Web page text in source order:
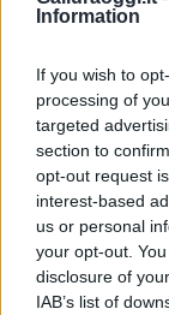
Information
If you wish to
processing of
targeted
section to
opt-out request
interest-based
us or personal
your opt-out.
disclosure of
IAB’s list of